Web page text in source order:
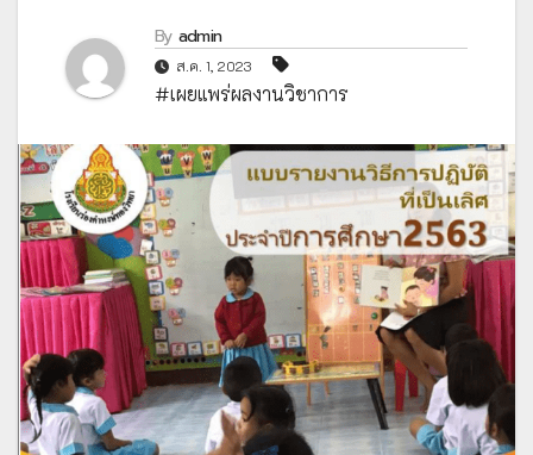
By admin
ส.ค. 1, 2023
#เผยแพร่ผลงานวิชาการ